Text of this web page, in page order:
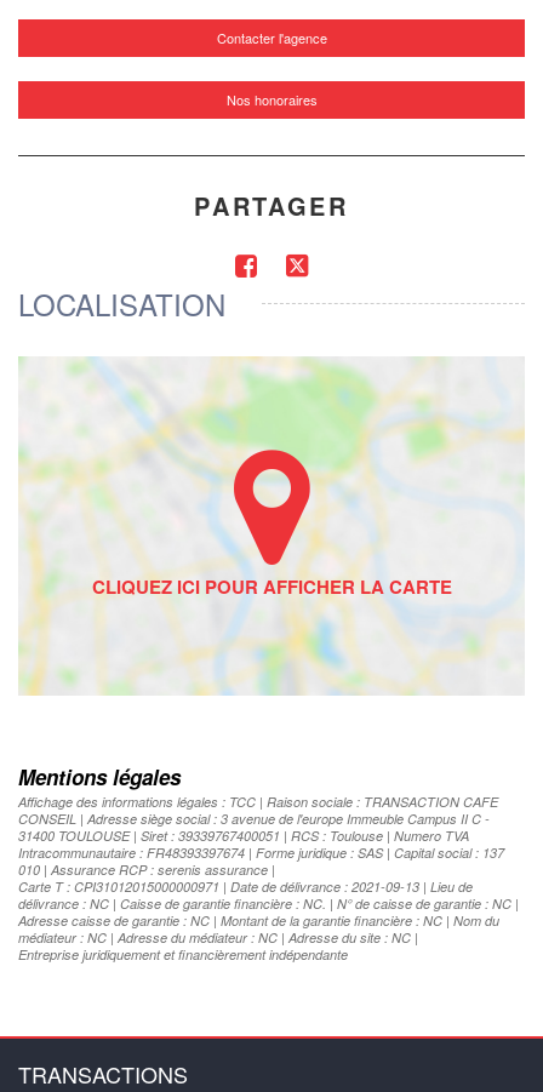
Contacter l'agence
Nos honoraires
PARTAGER
LOCALISATION
Mentions légales
Affichage des informations légales : TCC | Raison sociale : TRANSACTION CAFE
CONSEIL | Adresse siège social : 3 avenue de l'europe Immeuble Campus II C -
31400 TOULOUSE | Siret : 39339767400051 | RCS : Toulouse | Numero TVA
Intracommunautaire : FR48393397674 | Forme juridique : SAS | Capital social : 137
010 | Assurance RCP : serenis assurance |
Carte T : CPI31012015000000971 | Date de délivrance : 2021-09-13 | Lieu de
délivrance : NC | Caisse de garantie financière : NC. | N° de caisse de garantie : NC |
Adresse caisse de garantie : NC | Montant de la garantie financière : NC | Nom du
médiateur : NC | Adresse du médiateur : NC | Adresse du site : NC |
Entreprise juridiquement et financièrement indépendante
TRANSACTIONS